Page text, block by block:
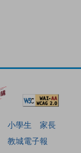
小學生
家長
教城電子報